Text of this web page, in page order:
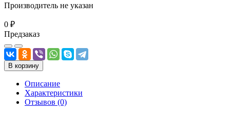
Производитель не указан
0 ₽
Предзаказ
В корзину
Описание
Характеристики
Отзывов (0)